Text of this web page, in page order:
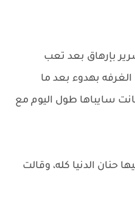
بإرهاق بعد تعب
بهدوء بعد ما
سايباها طول اليوم مع
حنان الدنيا كله، وقالت